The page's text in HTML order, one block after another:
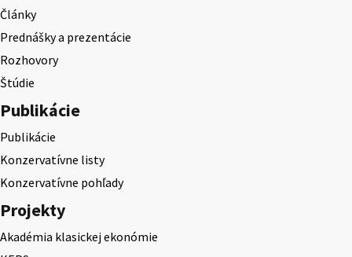
Články
Prednášky a prezentácie
Rozhovory
Štúdie
Publikácie
Publikácie
Konzervatívne listy
Konzervatívne pohľady
Projekty
Akadémia klasickej ekonómie